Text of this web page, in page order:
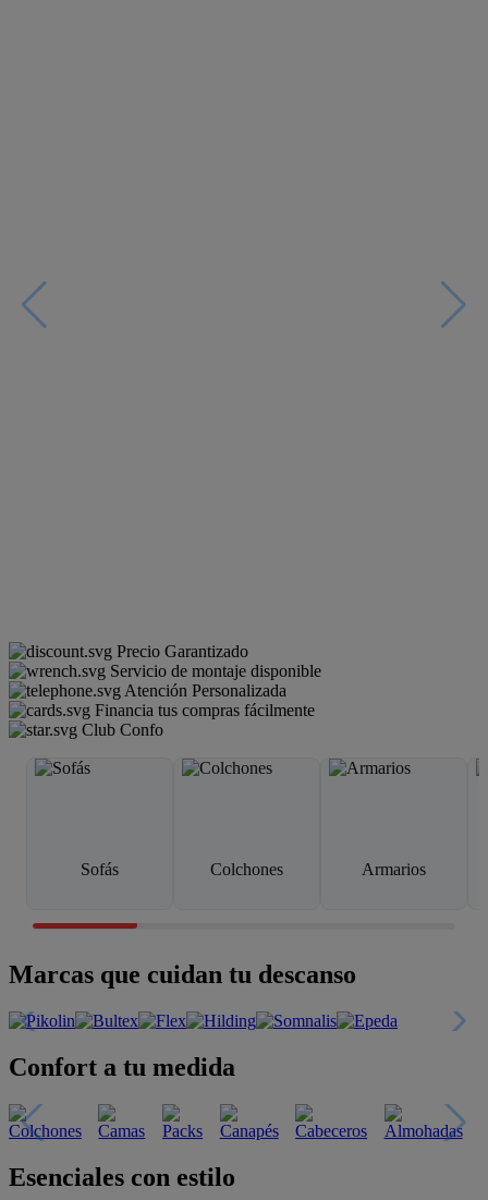
Precio Garantizado
Servicio de montaje disponible
Atención Personalizada
Financia tus compras fácilmente
Club Confo
Sofás Colchones Armarios
Marcas que cuidan tu descanso
Confort a tu medida
Esenciales con estilo